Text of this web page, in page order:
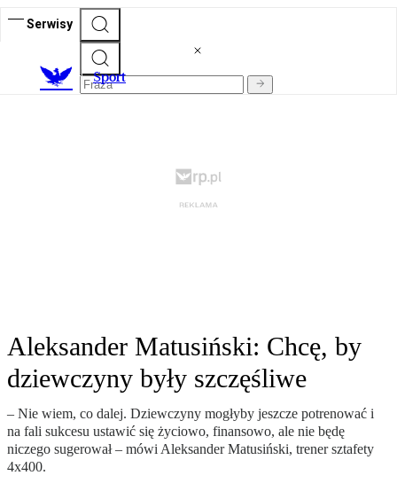
Serwisy
Sport
Aleksander Matusiński: Chcę, by
dziewczyny były szczęśliwe
– Nie wiem, co dalej. Dziewczyny mogłyby jeszcze potrenować i
na fali sukcesu ustawić się życiowo, finansowo, ale nie będę
niczego sugerował – mówi Aleksander Matusiński, trener sztafety
4x400.